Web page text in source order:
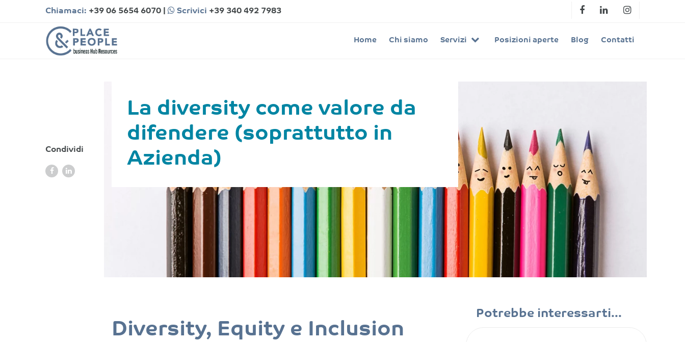
Chiamaci: +39 06 5654 6070 | Scrivici +39 340 492 7983
Home Chi siamo Servizi Posizioni aperte Blog Contatti
Condividi
La diversity come valore da
difendere (soprattutto in
Azienda)
Diversity, Equity e Inclusion
Potrebbe interessarti...